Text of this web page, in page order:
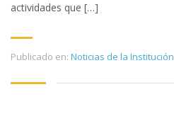
actividades que […]
Publicado en: Noticias de la Institución